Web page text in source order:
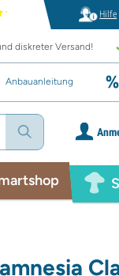
Hilfe
diskreter Versand!
Anbauanleitung